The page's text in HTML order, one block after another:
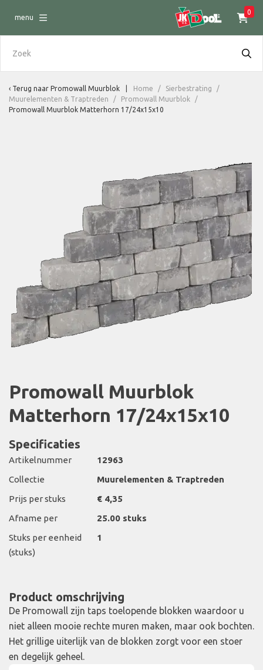
menu
0
Terug naar Promowall Muurblok Home / Sierbestrating
/
Muurelementen & Traptreden
/ Promowall Muurblok
/
Promowall Muurblok Matterhorn 17/24x15x10
Promowall Muurblok
Matterhorn 17/24x15x10
Specificaties
Artikelnummer
12963
Collectie
Muurelementen & Traptreden
Prijs per stuks
€ 4,35
Afname per
25.00 stuks
Stuks per eenheid
(stuks)
1
Product omschrijving
De Promowall zijn taps toelopende blokken waardoor u
niet alleen mooie rechte muren maken, maar ook bochten.
Het grillige uiterlijk van de blokken zorgt voor een stoer
en degelijk geheel.